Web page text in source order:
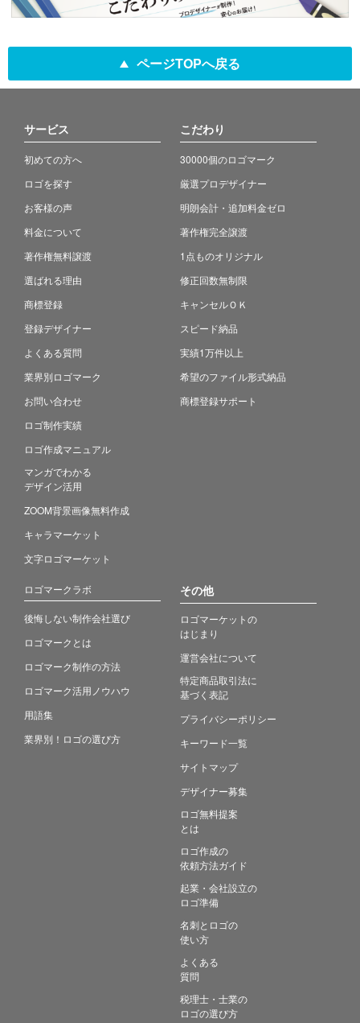
ページTOPへ戻る
サービス
初めての方へ
ロゴを探す
お客様の声
料金について
著作権無料譲渡
選ばれる理由
商標登録
登録デザイナー
よくある質問
業界別ロゴマーク
お問い合わせ
ロゴ制作実績
ロゴ作成マニュアル
マンガでわかる
デザイン活用
ZOOM背景画像無料作成
キャラマーケット
文字ロゴマーケット
こだわり
30000個のロゴマーク
厳選プロデザイナー
明朗会計・追加料金ゼロ
著作権完全譲渡
1点ものオリジナル
修正回数無制限
キャンセルＯＫ
スピード納品
実績1万件以上
希望のファイル形式納品
商標登録サポート
ロゴマークラボ
後悔しない制作会社選び
ロゴマークとは
ロゴマーク制作の方法
ロゴマーク活用ノウハウ
用語集
業界別！ロゴの選び方
その他
ロゴマーケットの
はじまり
運営会社について
特定商品取引法に
基づく表記
プライバシーポリシー
キーワード一覧
サイトマップ
デザイナー募集
ロゴ無料提案
とは
ロゴ作成の
依頼方法ガイド
起業・会社設立の
ロゴ準備
名刺とロゴの
使い方
よくある
質問
税理士・士業の
ロゴの選び方